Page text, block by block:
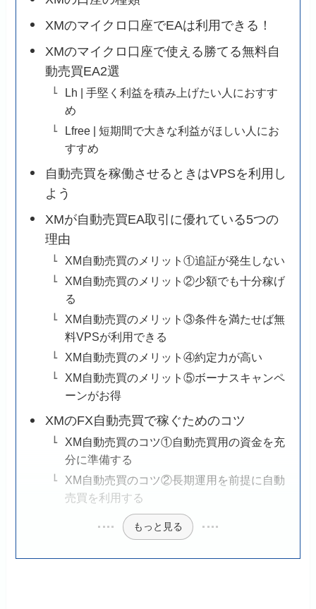
XMのマイクロ口座でEAは利用できる！
XMのマイクロ口座で使える勝てる無料自
動売買EA2選
Lh | 手堅く利益を積み上げたい人におすす
め
Lfree | 短期間で大きな利益がほしい人にお
すすめ
自動売買を稼働させるときはVPSを利用し
よう
XMが自動売買EA取引に優れている5つの
理由
XM自動売買のメリット①追証が発生しない
XM自動売買のメリット②少額でも十分稼げ
る
XM自動売買のメリット③条件を満たせば無
料VPSが利用できる
XM自動売買のメリット④約定力が高い
XM自動売買のメリット⑤ボーナスキャンペ
ーンがお得
XMのFX自動売買で稼ぐためのコツ
XM自動売買のコツ①自動売買用の資金を充
分に準備する
XM自動売買のコツ②長期運用を前提に自動
売買を利用する
もっと見る